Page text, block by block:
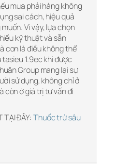
mua phải hàng không
sai cách, hiệu quả
Vì vậy, lựa chọn
kỹ thuật và sẵn
con là điều không thể
1.9ec khi được
Group mang lại sự
sử dụng, không chỉ ở
còn ở giá trị tư vấn đi
TẠI ĐÂY: Thuốc trừ sâu